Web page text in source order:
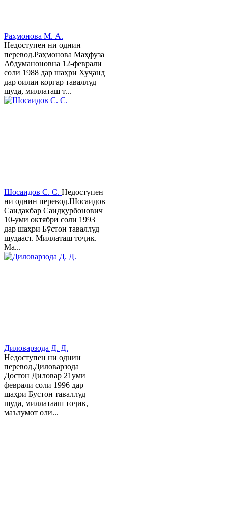
Раҳмонова М. А.
Недоступен ни однин
перевод.Раҳмонова Маҳфуза
Абдуманоновна 12-феврали
соли 1988 дар шаҳри Хуҷанд
дар оилаи коргар таваллуд
шуда, миллаташ т...
Шосаидов С. С. Недоступен
ни однин перевод.Шосаидов
Саидакбар Саидқурбонович
10-уми октябри соли 1993
дар шаҳри Бўстон таваллуд
шудааст. Миллаташ тоҷик.
Ма...
Диловарзода Д. Д.
Недоступен ни однин
перевод.Диловарзода
Достон Диловар 21уми
феврали соли 1996 дар
шаҳри Бӯстон таваллуд
шуда, миллатааш тоҷик,
маълумот олӣ...